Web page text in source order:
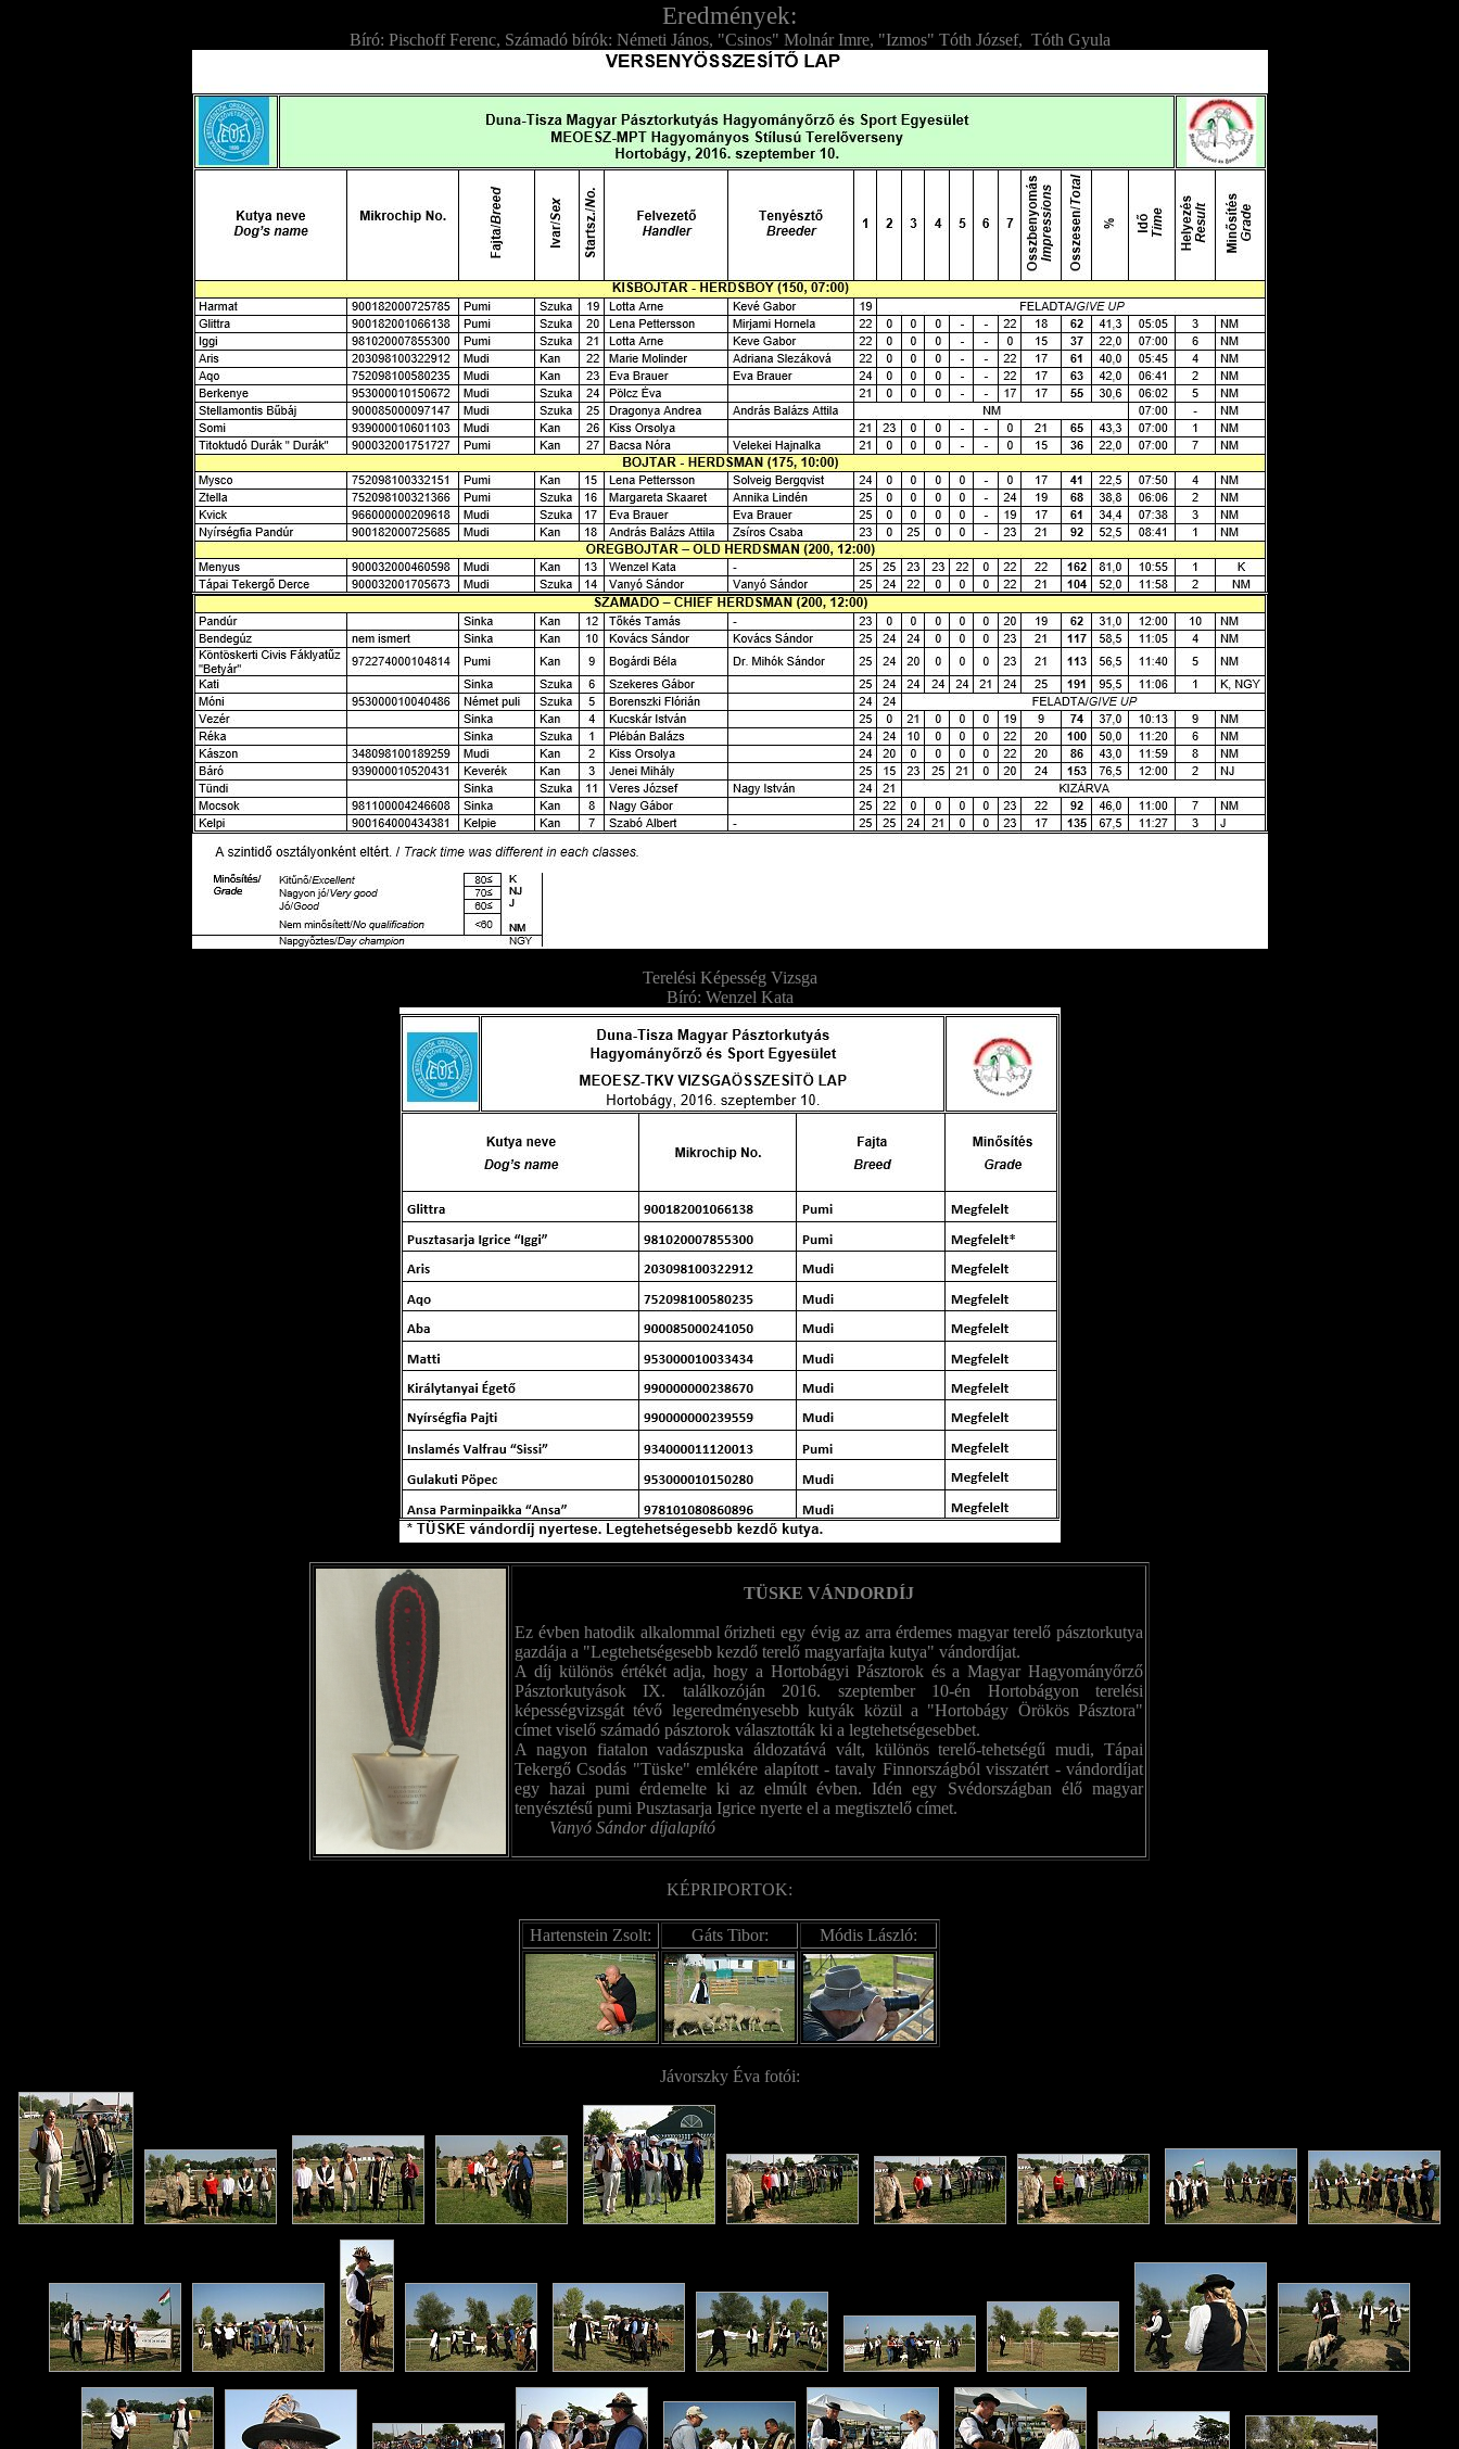
Eredmények:
Bíró: Pischoff Ferenc, Számadó bírók: Németi János, "Csinos" Molnár Imre, "Izmos" Tóth József, Tóth Gyula
Terelési Képesség Vizsga
Bíró: Wenzel Kata
TÜSKE VÁNDORDÍJ
Ez évben hatodik alkalommal őrizheti egy évig az arra érdemes magyar terelő pásztorkutya
gazdája a "Legtehetségesebb kezdő terelő magyarfajta kutya" vándordíjat.
A díj különös értékét adja, hogy a Hortobágyi Pásztorok és a Magyar Hagyományőrző
Pásztorkutyások IX. találkozóján 2016. szeptember 10-én Hortobágyon terelési
képességvizsgát tévő legeredményesebb kutyák közül a "Hortobágy Örökös Pásztora"
címet viselő számadó pásztorok választották ki a legtehetségesebbet.
A nagyon fiatalon vadászpuska áldozatává vált, különös terelő-tehetségű mudi, Tápai
Tekergő Csodás "Tüske" emlékére alapított - tavaly Finnországból visszatért - vándordíjat
egy hazai pumi érdemelte ki az elmúlt évben. Idén egy Svédországban élő magyar
tenyésztésű pumi Pusztasarja Igrice nyerte el a megtisztelő címet.
Vanyó Sándor díjalapító
KÉPRIPORTOK:
Hartenstein Zsolt: Gáts Tibor: Módis László:
Jávorszky Éva fotói: